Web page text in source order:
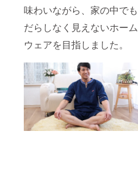
味わいながら、家の中でも
だらしなく見えないホーム
ウェアを目指しました。